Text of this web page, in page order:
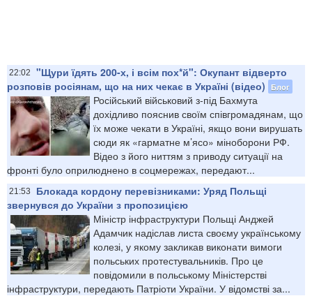
22:02
"Щури їдять 200-х, і всім пох*й": Окупант відверто
розповів росіянам, що на них чекає в Україні (відео)
Блог
Російський військовий з-під Бахмута
дохідливо пояснив своїм співгромадянам, що
їх може чекати в Україні, якщо вони вирушать
сюди як «гарматне м’ясо» міноборони РФ.
Відео з його ниттям з приводу ситуації на
фронті було оприлюднено в соцмережах, передают...
21:53
Блокада кордону перевізниками: Уряд Польщі
звернувся до України з пропозицією
Міністр інфраструктури Польщі Анджей
Адамчик надіслав листа своєму українському
колезі, у якому закликав виконати вимоги
польських протестувальників. Про це
повідомили в польському Міністерстві
інфраструктури, передають Патріоти України. У відомстві за...